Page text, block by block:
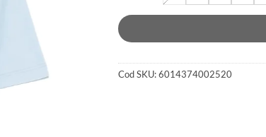
Cod SKU:6014374002520